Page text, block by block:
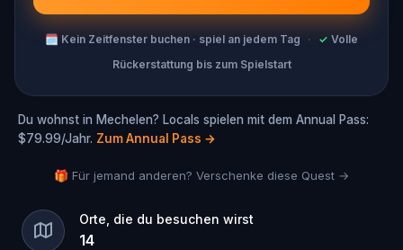
🗓 Kein Zeitfenster buchen · spiel an jedem Tag · ✓ Volle
Rückerstattung bis zum Spielstart
Du wohnst in Mechelen? Locals spielen mit dem Annual Pass:
$79.99/Jahr. Zum Annual Pass →
🎁 Für jemand anderen? Verschenke diese Quest →
Orte, die du besuchen wirst
14